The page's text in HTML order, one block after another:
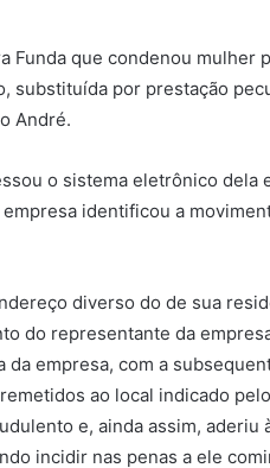
Funda que condenou mulher
substituída por prestação
André.
o sistema eletrônico dela
identificou a
diverso do de sua
do representante da
empresa, com a
ao local indicado
e, ainda assim, aderiu
incidir nas penas a ele